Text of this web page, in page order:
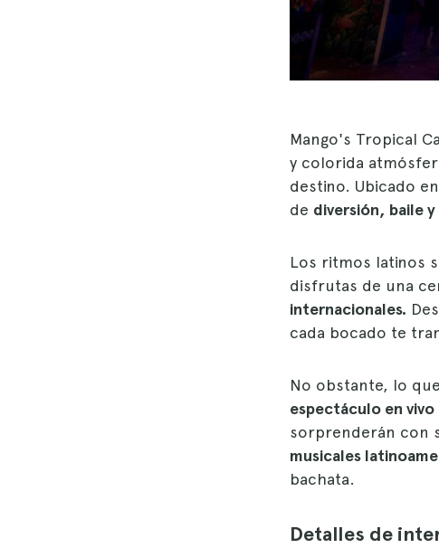
Mango's Tropical
y colorida
destino. Ubicado
de diversión, baile
Los ritmos latinos
disfrutas de una
internacionales.
cada bocado te
No obstante, lo
espectáculo en
sorprenderán con
musicales
bachata.
Detalles de